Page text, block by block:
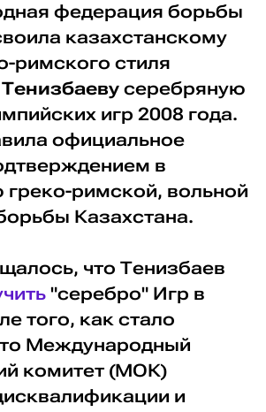
федерация борьбы
казахстанскому
римского стиля
серебряную
игр 2008 года.
официальное
в
римской, вольной
Казахстана.
что Тенизбаев
"серебро" Игр в
того, как стало
Международный
комитет (МОК)
и